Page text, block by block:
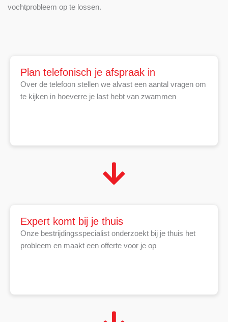
vochtprobleem op te lossen.
Plan telefonisch je afspraak in
Over de telefoon stellen we alvast een aantal vragen om
te kijken in hoeverre je last hebt van zwammen
Expert komt bij je thuis
Onze bestrijdingsspecialist onderzoekt bij je thuis het
probleem en maakt een offerte voor je op